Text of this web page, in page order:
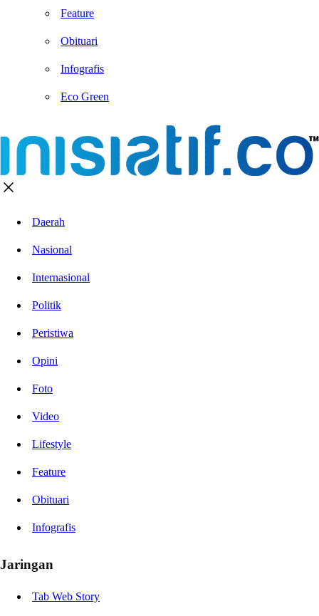
Feature
Obituari
Infografis
Eco Green
Daerah
Nasional
Internasional
Politik
Peristiwa
Opini
Foto
Video
Lifestyle
Feature
Obituari
Infografis
Jaringan
Tab Web Story